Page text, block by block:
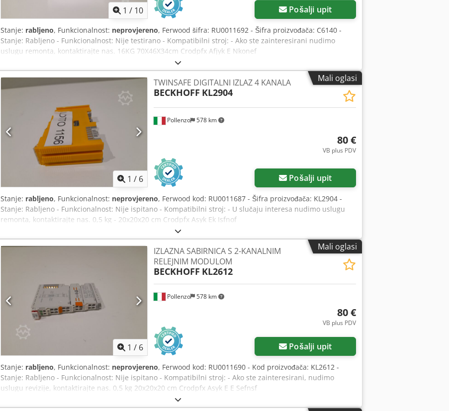
1 / 10 Pošalji upit
Stanje: rabljeno, Funkcionalnost: neprovjereno, Ferwood šifra: RU0011692 - Šifra proizvođača: C6140 -
Stanje: Rabljeno - Funkcionalnost: Nije testirano - Kompatibilni stroj: - Ako ste zainteresirani nudimo
uslugu remonta, kontaktirajte nas. 16KG 70X46X34cm Crodpfx Afjyk E Nkonef
Mali oglasi
1 / 6
Pollenzo 578 km
TWINSAFE DIGITALNI IZLAZ 4 KANALA
BECKHOFF KL2904
80 €
VB plus PDV
Pošalji upit
Stanje: rabljeno, Funkcionalnost: neprovjereno, Ferwood kod: RU0011687 - Šifra proizvođača: KL2904 -
Stanje: Rabljeno - Funkcionalnost: Nije ispitano - Kompatibilni stroj: - U slučaju interesa nudimo uslugu
remonta, kontaktirajte nas. 0,5 kg - 20x20x20 cm Crodpfx Asyk Ek Isfnof
Mali oglasi
1 / 6
Pollenzo 578 km
IZLAZNA SABIRNICA S 2-KANALNIM
RELEJNIM MODULOM
BECKHOFF KL2612
80 €
VB plus PDV
Pošalji upit
Stanje: rabljeno, Funkcionalnost: neprovjereno, Ferwood kod: RU0011690 - Kod proizvođača: KL2612 -
Stanje: Rabljeno - Funkcionalnost: Nije ispitano - Kompatibilni stroj: - Ako ste zainteresirani, nudimo
uslugu revizije, kontaktirajte nas. 0,5 kg 20x20x20 cm Crodpfx Asyk E E Sefnsf